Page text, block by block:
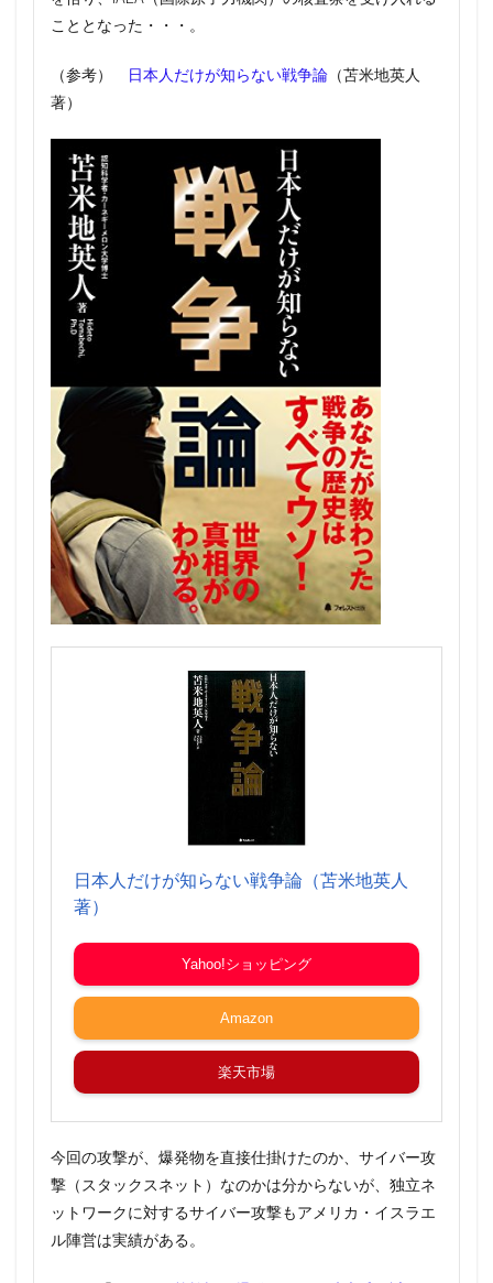
こととなった・・・。
（参考） 日本人だけが知らない戦争論 （苫米地英人
著）
日本人だけが知らない戦争論（苫米地英人
著）
Yahoo!ショッピング
Amazon
楽天市場
今回の攻撃が、爆発物を直接仕掛けたのか、サイバー攻
撃（スタックスネット）なのかは分からないが、独立ネ
ットワークに対するサイバー攻撃もアメリカ・イスラエ
ル陣営は実績がある。